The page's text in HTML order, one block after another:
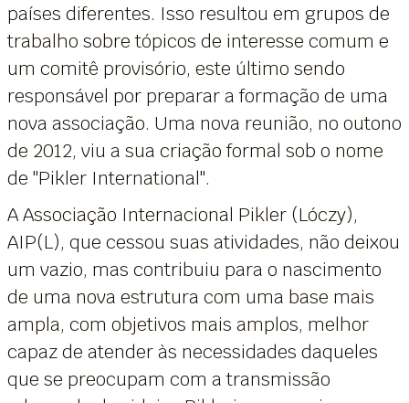
países diferentes. Isso resultou em grupos de
trabalho sobre tópicos de interesse comum e
um comitê provisório, este último sendo
responsável por preparar a formação de uma
nova associação. Uma nova reunião, no outono
de 2012, viu a sua criação formal sob o nome
de "Pikler International".
A Associação Internacional Pikler (Lóczy),
AIP(L), que cessou suas atividades, não deixou
um vazio, mas contribuiu para o nascimento
de uma nova estrutura com uma base mais
ampla, com objetivos mais amplos, melhor
capaz de atender às necessidades daqueles
que se preocupam com a transmissão